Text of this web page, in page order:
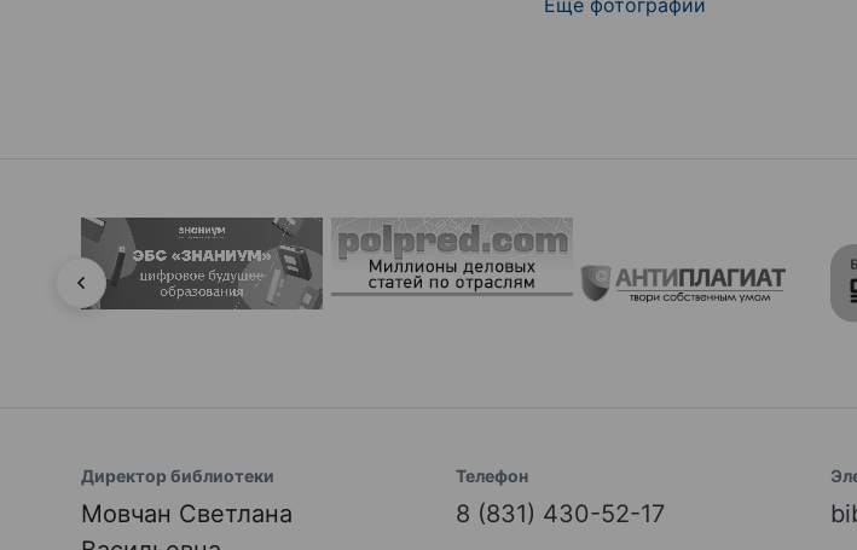
Еще фотографии
Директор библиотеки
Мовчан Светлана
Телефон
8 (831) 430-52-17